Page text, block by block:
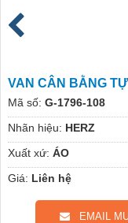
VAN CÂN BẰNG
Mã số: G-1796-108
Nhãn hiệu: HERZ
Xuất xứ: ÁO
Giá: Liên hệ
EMAIL